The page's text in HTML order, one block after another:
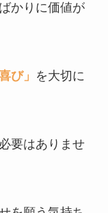
かりに価値が
び」 を大切に
要はありませ